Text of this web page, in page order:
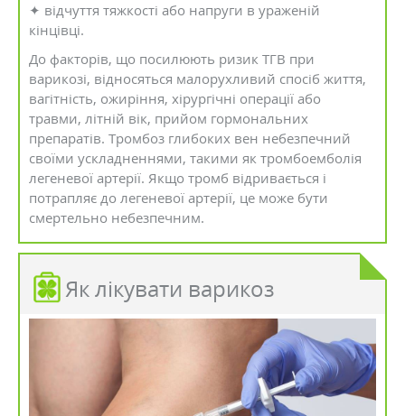
✦ відчуття тяжкості або напруги в ураженій
кінцівці.
До факторів, що посилюють ризик ТГВ при
варикозі, відносяться малорухливий спосіб життя,
вагітність, ожиріння, хірургічні операції або
травми, літній вік, прийом гормональних
препаратів. Тромбоз глибоких вен небезпечний
своїми ускладненнями, такими як тромбоемболія
легеневої артерії. Якщо тромб відривається і
потрапляє до легеневої артерії, це може бути
смертельно небезпечним.
Як лікувати варикоз